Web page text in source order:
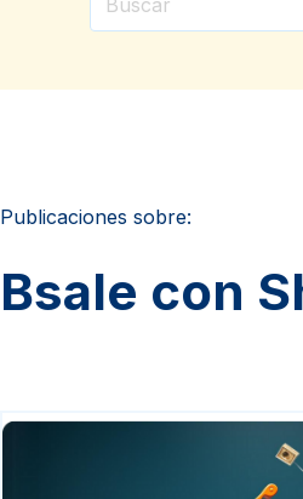
Publicaciones sobre:
Bsale con